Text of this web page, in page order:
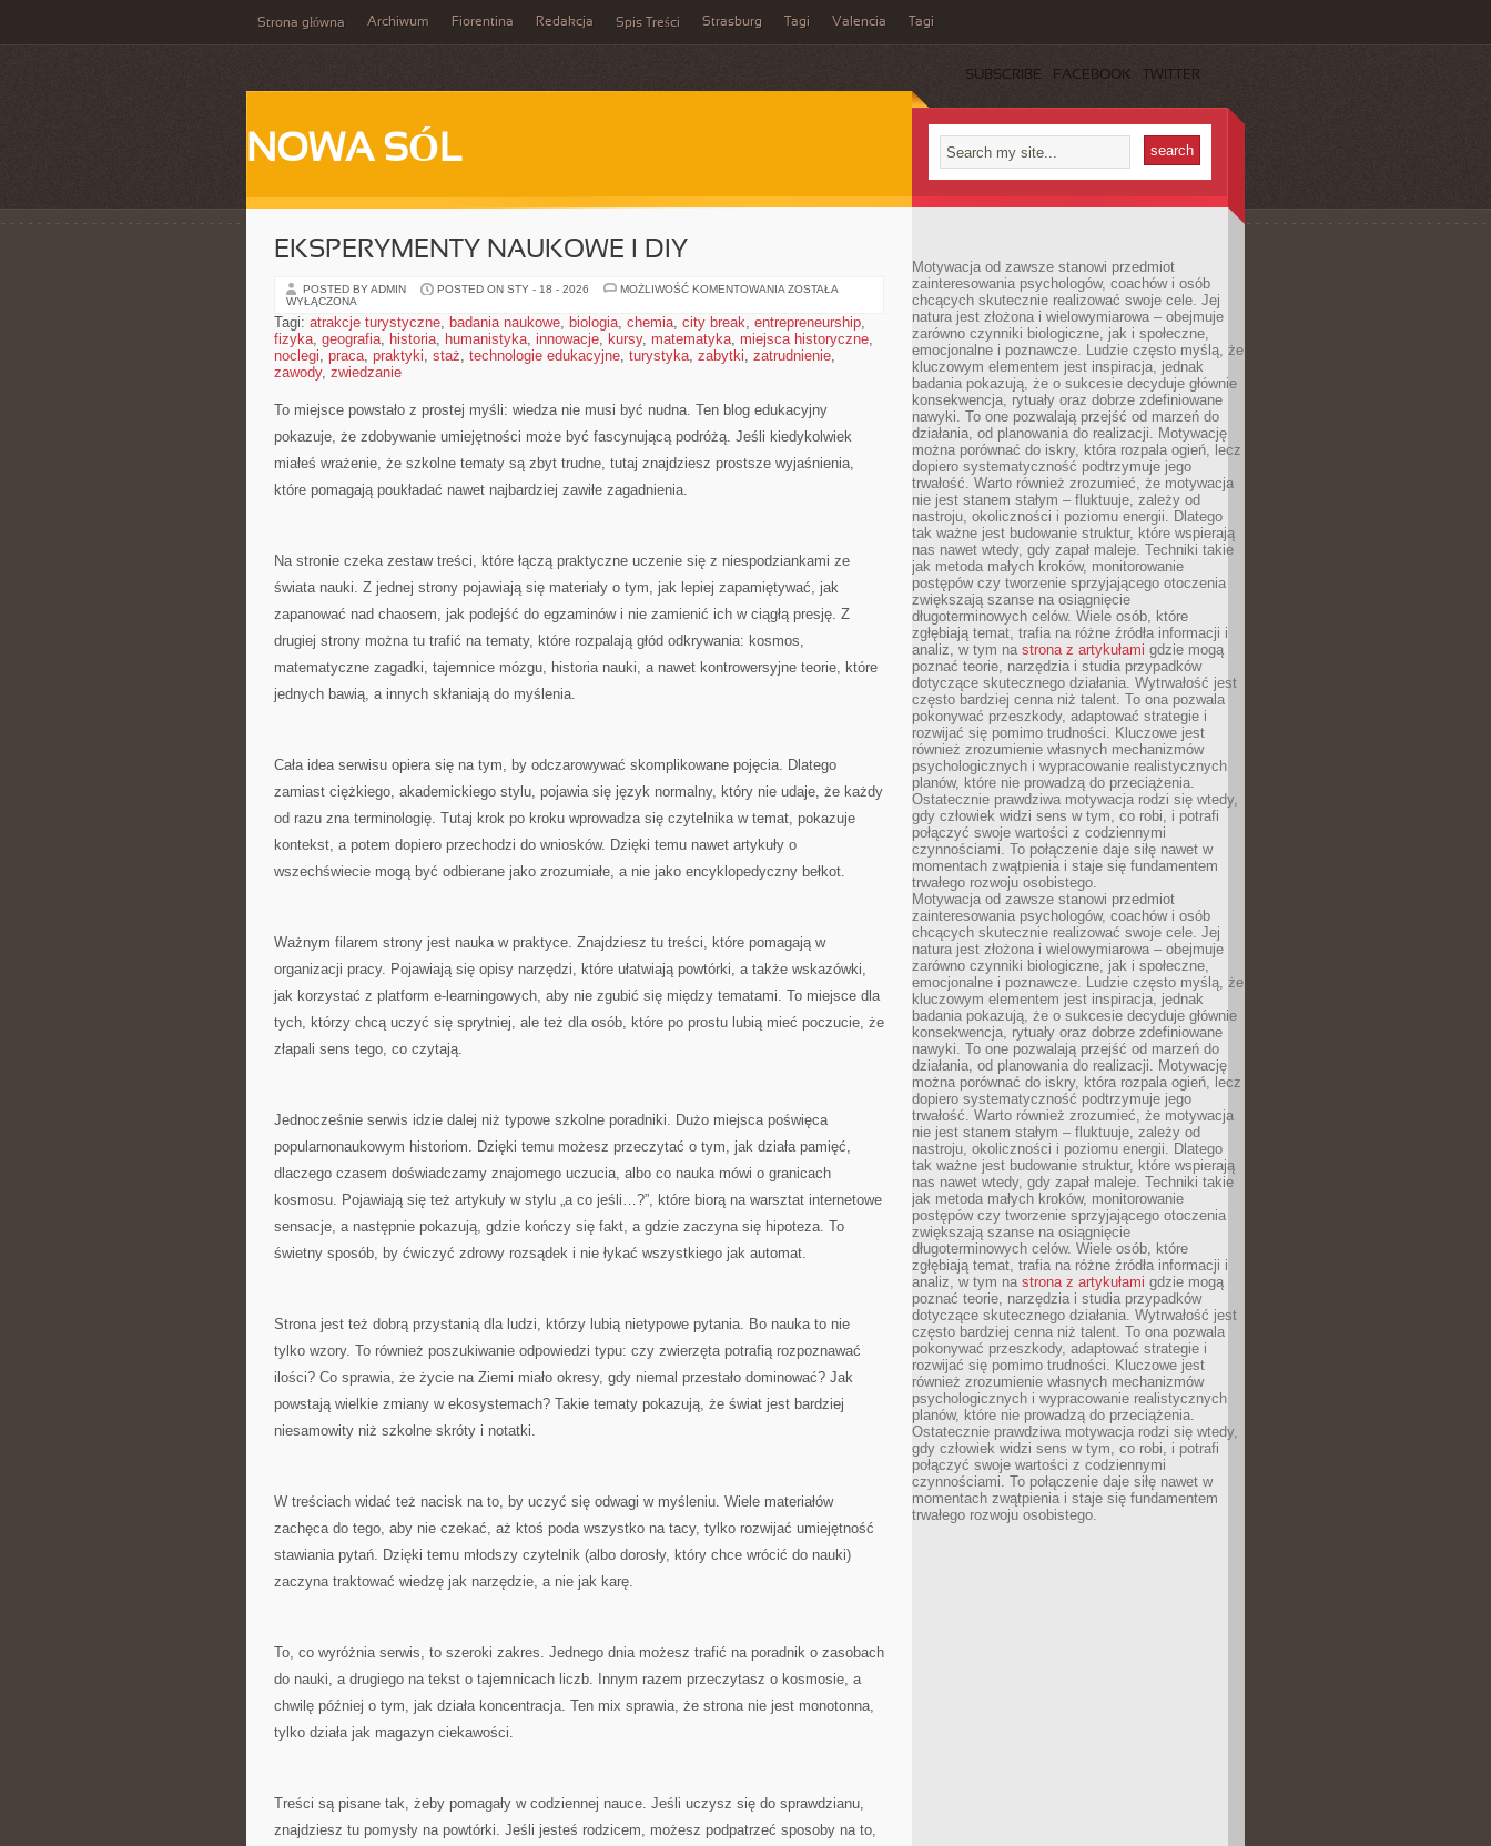
Strona główna Archiwum Fiorentina Redakcja Spis Treści Strasburg Tagi Valencia Tagi
SUBSCRIBE FACEBOOK TWITTER
NOWA SÓL
EKSPERYMENTY NAUKOWE I DIY
POSTED BY ADMIN POSTED ON STY - 18 - 2026 MOŻLIWOŚĆ KOMENTOWANIA EKSPERYMENTY
DIY
ZOSTAŁA
WYŁĄCZONA
Tagi: atrakcje turystyczne, badania naukowe, biologia, chemia, city break, entrepreneurship,
fizyka, geografia, historia, humanistyka, innowacje, kursy, matematyka, miejsca historyczne,
noclegi, praca, praktyki, staż, technologie edukacyjne, turystyka, zabytki, zatrudnienie,
zawody, zwiedzanie
To miejsce powstało z prostej myśli: wiedza nie musi być nudna. Ten blog edukacyjny
pokazuje, że zdobywanie umiejętności może być fascynującą podróżą. Jeśli kiedykolwiek
miałeś wrażenie, że szkolne tematy są zbyt trudne, tutaj znajdziesz prostsze wyjaśnienia,
które pomagają poukładać nawet najbardziej zawiłe zagadnienia.
Na stronie czeka zestaw treści, które łączą praktyczne uczenie się z niespodziankami ze
świata nauki. Z jednej strony pojawiają się materiały o tym, jak lepiej zapamiętywać, jak
zapanować nad chaosem, jak podejść do egzaminów i nie zamienić ich w ciągłą presję. Z
drugiej strony można tu trafić na tematy, które rozpalają głód odkrywania: kosmos,
matematyczne zagadki, tajemnice mózgu, historia nauki, a nawet kontrowersyjne teorie, które
jednych bawią, a innych skłaniają do myślenia.
Cała idea serwisu opiera się na tym, by odczarowywać skomplikowane pojęcia. Dlatego
zamiast ciężkiego, akademickiego stylu, pojawia się język normalny, który nie udaje, że każdy
od razu zna terminologię. Tutaj krok po kroku wprowadza się czytelnika w temat, pokazuje
kontekst, a potem dopiero przechodzi do wniosków. Dzięki temu nawet artykuły o
wszechświecie mogą być odbierane jako zrozumiałe, a nie jako encyklopedyczny bełkot.
Ważnym filarem strony jest nauka w praktyce. Znajdziesz tu treści, które pomagają w
organizacji pracy. Pojawiają się opisy narzędzi, które ułatwiają powtórki, a także wskazówki,
jak korzystać z platform e-learningowych, aby nie zgubić się między tematami. To miejsce dla
tych, którzy chcą uczyć się sprytniej, ale też dla osób, które po prostu lubią mieć poczucie, że
złapali sens tego, co czytają.
Jednocześnie serwis idzie dalej niż typowe szkolne poradniki. Dużo miejsca poświęca
popularnonaukowym historiom. Dzięki temu możesz przeczytać o tym, jak działa pamięć,
dlaczego czasem doświadczamy znajomego uczucia, albo co nauka mówi o granicach
kosmosu. Pojawiają się też artykuły w stylu „a co jeśli…?”, które biorą na warsztat internetowe
sensacje, a następnie pokazują, gdzie kończy się fakt, a gdzie zaczyna się hipoteza. To
świetny sposób, by ćwiczyć zdrowy rozsądek i nie łykać wszystkiego jak automat.
Strona jest też dobrą przystanią dla ludzi, którzy lubią nietypowe pytania. Bo nauka to nie
tylko wzory. To również poszukiwanie odpowiedzi typu: czy zwierzęta potrafią rozpoznawać
ilości? Co sprawia, że życie na Ziemi miało okresy, gdy niemal przestało dominować? Jak
powstają wielkie zmiany w ekosystemach? Takie tematy pokazują, że świat jest bardziej
niesamowity niż szkolne skróty i notatki.
W treściach widać też nacisk na to, by uczyć się odwagi w myśleniu. Wiele materiałów
zachęca do tego, aby nie czekać, aż ktoś poda wszystko na tacy, tylko rozwijać umiejętność
stawiania pytań. Dzięki temu młodszy czytelnik (albo dorosły, który chce wrócić do nauki)
zaczyna traktować wiedzę jak narzędzie, a nie jak karę.
To, co wyróżnia serwis, to szeroki zakres. Jednego dnia możesz trafić na poradnik o zasobach
do nauki, a drugiego na tekst o tajemnicach liczb. Innym razem przeczytasz o kosmosie, a
chwilę później o tym, jak działa koncentracja. Ten mix sprawia, że strona nie jest monotonna,
tylko działa jak magazyn ciekawości.
Treści są pisane tak, żeby pomagały w codziennej nauce. Jeśli uczysz się do sprawdzianu,
znajdziesz tu pomysły na powtórki. Jeśli jesteś rodzicem, możesz podpatrzeć sposoby na to,
Motywacja od zawsze stanowi przedmiot
zainteresowania psychologów, coachów i osób
chcących skutecznie realizować swoje cele. Jej
natura jest złożona i wielowymiarowa – obejmuje
zarówno czynniki biologiczne, jak i społeczne,
emocjonalne i poznawcze. Ludzie często myślą, że
kluczowym elementem jest inspiracja, jednak
badania pokazują, że o sukcesie decyduje głównie
konsekwencja, rytuały oraz dobrze zdefiniowane
nawyki. To one pozwalają przejść od marzeń do
działania, od planowania do realizacji. Motywację
można porównać do iskry, która rozpala ogień, lecz
dopiero systematyczność podtrzymuje jego
trwałość. Warto również zrozumieć, że motywacja
nie jest stanem stałym – fluktuuje, zależy od
nastroju, okoliczności i poziomu energii. Dlatego
tak ważne jest budowanie struktur, które wspierają
nas nawet wtedy, gdy zapał maleje. Techniki takie
jak metoda małych kroków, monitorowanie
postępów czy tworzenie sprzyjającego otoczenia
zwiększają szanse na osiągnięcie
długoterminowych celów. Wiele osób, które
zgłębiają temat, trafia na różne źródła informacji i
analiz, w tym na strona z artykułami gdzie mogą
poznać teorie, narzędzia i studia przypadków
dotyczące skutecznego działania. Wytrwałość jest
często bardziej cenna niż talent. To ona pozwala
pokonywać przeszkody, adaptować strategie i
rozwijać się pomimo trudności. Kluczowe jest
również zrozumienie własnych mechanizmów
psychologicznych i wypracowanie realistycznych
planów, które nie prowadzą do przeciążenia.
Ostatecznie prawdziwa motywacja rodzi się wtedy,
gdy człowiek widzi sens w tym, co robi, i potrafi
połączyć swoje wartości z codziennymi
czynnościami. To połączenie daje siłę nawet w
momentach zwątpienia i staje się fundamentem
trwałego rozwoju osobistego.
Motywacja od zawsze stanowi przedmiot
zainteresowania psychologów, coachów i osób
chcących skutecznie realizować swoje cele. Jej
natura jest złożona i wielowymiarowa – obejmuje
zarówno czynniki biologiczne, jak i społeczne,
emocjonalne i poznawcze. Ludzie często myślą, że
kluczowym elementem jest inspiracja, jednak
badania pokazują, że o sukcesie decyduje głównie
konsekwencja, rytuały oraz dobrze zdefiniowane
nawyki. To one pozwalają przejść od marzeń do
działania, od planowania do realizacji. Motywację
można porównać do iskry, która rozpala ogień, lecz
dopiero systematyczność podtrzymuje jego
trwałość. Warto również zrozumieć, że motywacja
nie jest stanem stałym – fluktuuje, zależy od
nastroju, okoliczności i poziomu energii. Dlatego
tak ważne jest budowanie struktur, które wspierają
nas nawet wtedy, gdy zapał maleje. Techniki takie
jak metoda małych kroków, monitorowanie
postępów czy tworzenie sprzyjającego otoczenia
zwiększają szanse na osiągnięcie
długoterminowych celów. Wiele osób, które
zgłębiają temat, trafia na różne źródła informacji i
analiz, w tym na strona z artykułami gdzie mogą
poznać teorie, narzędzia i studia przypadków
dotyczące skutecznego działania. Wytrwałość jest
często bardziej cenna niż talent. To ona pozwala
pokonywać przeszkody, adaptować strategie i
rozwijać się pomimo trudności. Kluczowe jest
również zrozumienie własnych mechanizmów
psychologicznych i wypracowanie realistycznych
planów, które nie prowadzą do przeciążenia.
Ostatecznie prawdziwa motywacja rodzi się wtedy,
gdy człowiek widzi sens w tym, co robi, i potrafi
połączyć swoje wartości z codziennymi
czynnościami. To połączenie daje siłę nawet w
momentach zwątpienia i staje się fundamentem
trwałego rozwoju osobistego.